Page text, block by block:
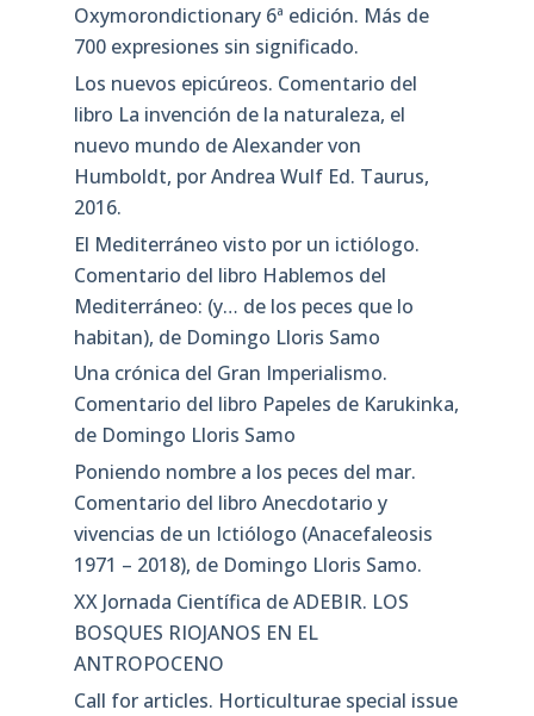
Oxymorondictionary 6ª edición. Más de
700 expresiones sin significado.
Los nuevos epicúreos. Comentario del
libro La invención de la naturaleza, el
nuevo mundo de Alexander von
Humboldt, por Andrea Wulf Ed. Taurus,
2016.
El Mediterráneo visto por un ictiólogo.
Comentario del libro Hablemos del
Mediterráneo: (y… de los peces que lo
habitan), de Domingo Lloris Samo
Una crónica del Gran Imperialismo.
Comentario del libro Papeles de Karukinka,
de Domingo Lloris Samo
Poniendo nombre a los peces del mar.
Comentario del libro Anecdotario y
vivencias de un Ictiólogo (Anacefaleosis
1971 – 2018), de Domingo Lloris Samo.
XX Jornada Científica de ADEBIR. LOS
BOSQUES RIOJANOS EN EL
ANTROPOCENO
Call for articles. Horticulturae special issue